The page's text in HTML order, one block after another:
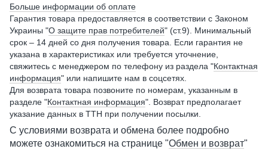
Больше информации об оплате
Гарантия товара предоставляется в соответствии с Законом
Украины "О защите прав потребителей" (ст.9). Минимальный
срок – 14 дней со дня получения товара. Если гарантия не
указана в характеристиках или требуется уточнение,
свяжитесь с менеджером по телефону из раздела "Контактная
информация" или напишите нам в соцсетях.
Для возврата товара позвоните по номерам, указанным в
разделе "Контактная информация". Возврат предполагает
указание данных в ТТН при получении посылки.
С условиями возврата и обмена более подробно
можете ознакомиться на странице "Обмен и возврат"